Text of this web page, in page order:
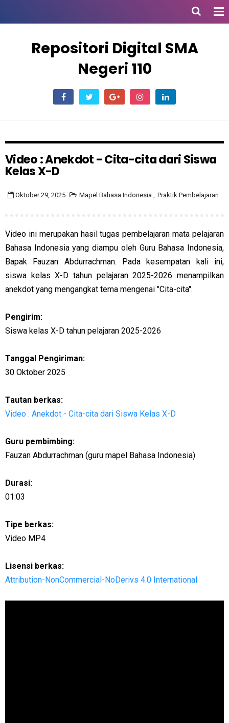
Repositori Digital SMA
Negeri 110
Video : Anekdot - Cita-cita dari Siswa
Kelas X-D
Oktober 29, 2025 Mapel Bahasa Indonesia , Praktik Pembelajaran ,
Video ini merupakan hasil tugas pembelajaran mata pelajaran
Bahasa Indonesia yang diampu oleh Guru Bahasa Indonesia,
Bapak Fauzan Abdurrachman. Pada kesempatan kali ini,
siswa kelas X-D tahun pelajaran 2025-2026 menampilkan
anekdot yang mengangkat tema mengenai "Cita-cita".
Pengirim:
Siswa kelas X-D tahun pelajaran 2025-2026
Tanggal Pengiriman:
30 Oktober 2025
Tautan berkas:
Video : Anekdot - Cita-cita dari Siswa Kelas X-D
Guru pembimbing:
Fauzan Abdurrachman (guru mapel Bahasa Indonesia)
Durasi:
01:03
Tipe berkas:
Video MP4
Lisensi berkas:
Attribution-NonCommercial-NoDerivs 4.0 International